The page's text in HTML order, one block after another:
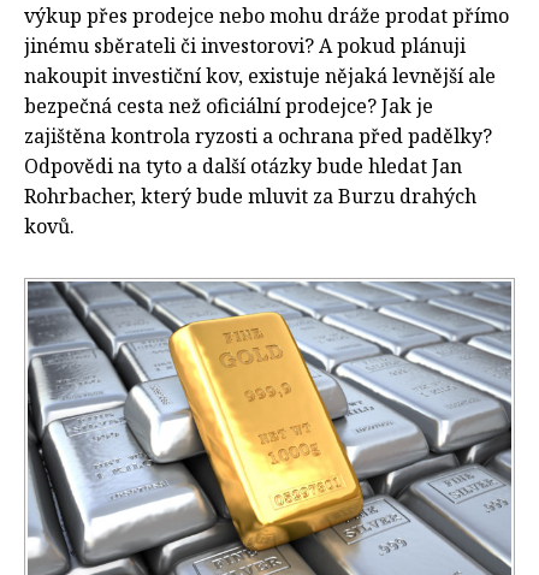
výkup přes prodejce nebo mohu dráže prodat přímo
jinému sběrateli či investorovi? A pokud plánuji
nakoupit investiční kov, existuje nějaká levnější ale
bezpečná cesta než oficiální prodejce? Jak je
zajištěna kontrola ryzosti a ochrana před padělky?
Odpovědi na tyto a další otázky bude hledat Jan
Rohrbacher, který bude mluvit za Burzu drahých
kovů.